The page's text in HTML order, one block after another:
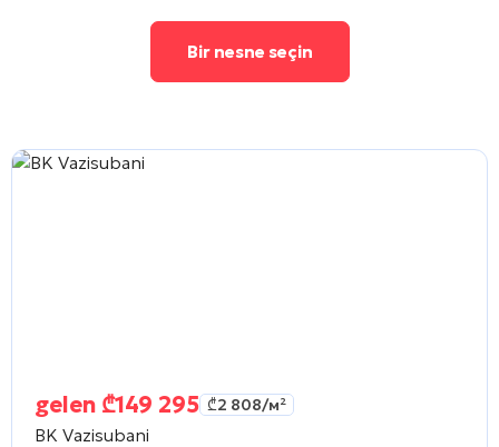
Bir nesne seçin
gelen ₾149 295 ₾2 808/м²
BK Vazisubani